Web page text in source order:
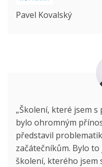
Pavel Kovalský
„Školení, které jsem s
bylo ohromným
představil
začátečníkům. Bylo
školení, kterého jsem